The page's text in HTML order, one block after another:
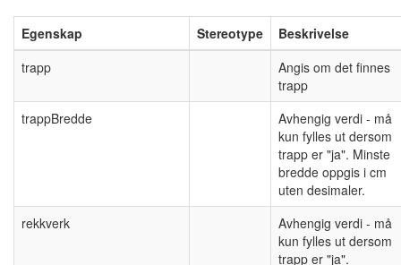
Egenskap Stereotype
Beskrivelse
trapp
Angis om det finnes
trapp
trappBredde
Avhengig verdi - må
kun fylles ut dersom
trapp er "ja". Minste
bredde oppgis i cm
uten desimaler.
rekkverk
Avhengig verdi - må
kun fylles ut dersom
trapp er "ja".